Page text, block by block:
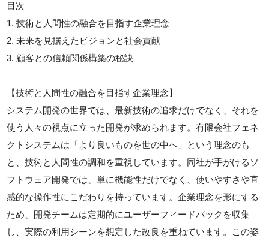
目次
1. 技術と人間性の融合を目指す企業理念
2. 未来を見据えたビジョンと社会貢献
3. 顧客との信頼関係構築の秘訣
【技術と人間性の融合を目指す企業理念】
システム開発の世界では、最新技術の追求だけでなく、それを
使う人々の視点に立った開発が求められます。有限会社フェネ
クトシステムは「より良いものを世の中へ」という理念のも
と、技術と人間性の調和を重視しています。同社が手がけるソ
フトウェア開発では、単に機能性だけでなく、使いやすさや直
感的な操作性にこだわりを持っています。企業理念を形にする
ため、開発チームは定期的にユーザーフィードバックを収集
し、実際の利用シーンを想定した改良を重ねています。この姿